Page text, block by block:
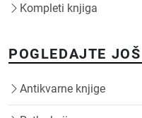
Kompleti knjiga
POGLEDAJTE JOŠ
Antikvarne knjige